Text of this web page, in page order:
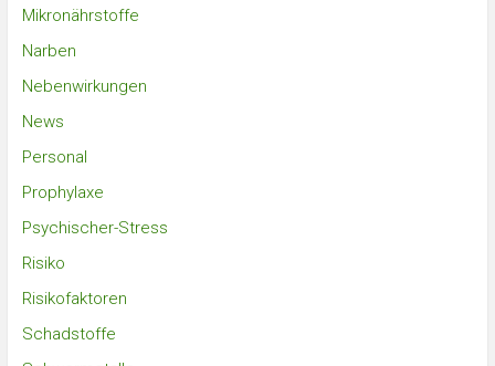
Mikronährstoffe
Narben
Nebenwirkungen
News
Personal
Prophylaxe
Psychischer-Stress
Risiko
Risikofaktoren
Schadstoffe